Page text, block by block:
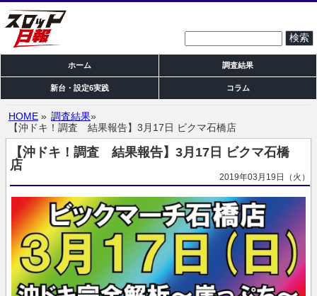
検索:
ホーム 調査結果
新台・設定6実践 コラム
HOME» 調査結果»
【沖ドキ！調査 結果報告】3月17日 ビクマ石橋店
【沖ドキ！調査 結果報告】3月17日 ビクマ石橋
店
2019年03月19日（火）